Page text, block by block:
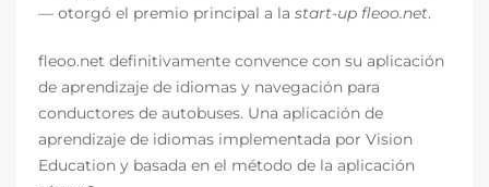
— otorgó el premio principal a la start-up fleoo.net.
fleoo.net definitivamente convence con su aplicación
de aprendizaje de idiomas y navegación para
conductores de autobuses. Una aplicación de
aprendizaje de idiomas implementada por Vision
Education y basada en el método de la aplicación